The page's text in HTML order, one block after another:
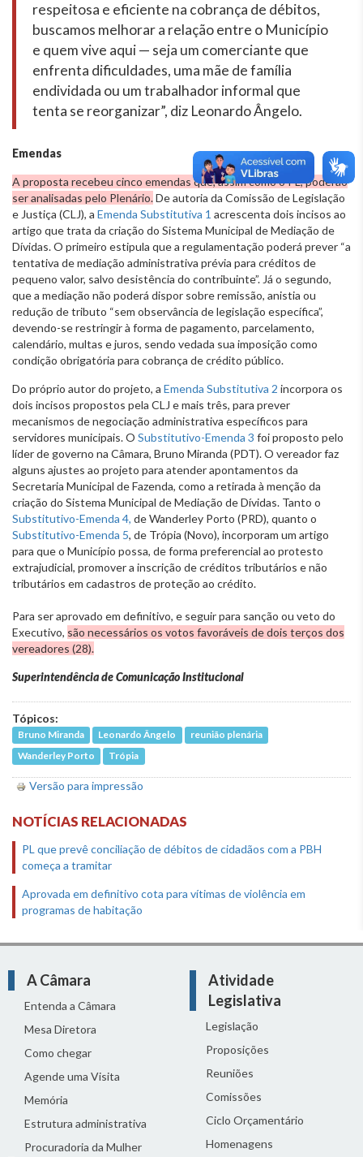
respeitosa e eficiente na cobrança de débitos,
buscamos melhorar a relação entre o Município
e quem vive aqui — seja um comerciante que
enfrenta dificuldades, uma mãe de família
endividada ou um trabalhador informal que
tenta se reorganizar”, diz Leonardo Ângelo.
Emendas
A proposta recebeu cinco emendas que, assim como o PL, poderão
ser analisadas pelo Plenário.De autoria da Comissão de Legislação
e Justiça (CLJ), a Emenda Substitutiva 1 acrescenta dois incisos ao
artigo que trata da criação do Sistema Municipal de Mediação de
Dívidas. O primeiro estipula que a regulamentação poderá prever “a
tentativa de mediação administrativa prévia para créditos de
pequeno valor, salvo desistência do contribuinte”. Já o segundo,
que a mediação não poderá dispor sobre remissão, anistia ou
redução de tributo “sem observância de legislação específica”,
devendo-se restringir à forma de pagamento, parcelamento,
calendário, multas e juros, sendo vedada sua imposição como
condição obrigatória para cobrança de crédito público.
Do próprio autor do projeto, a Emenda Substitutiva 2 incorpora os
dois incisos propostos pela CLJ e mais três, para prever
mecanismos de negociação administrativa específicos para
servidores municipais. O Substitutivo-Emenda 3 foi proposto pelo
líder de governo na Câmara, Bruno Miranda (PDT). O vereador faz
alguns ajustes ao projeto para atender apontamentos da
Secretaria Municipal de Fazenda, como a retirada à menção da
criação do Sistema Municipal de Mediação de Dívidas. Tanto o
Substitutivo-Emenda 4, de Wanderley Porto (PRD), quanto o
Substitutivo-Emenda 5, de Trópia (Novo), incorporam um artigo
para que o Município possa, de forma preferencial ao protesto
extrajudicial, promover a inscrição de créditos tributários e não
tributários em cadastros de proteção ao crédito.
Para ser aprovado em definitivo, e seguir para sanção ou veto do
Executivo, são necessários os votos favoráveis de dois terços dos
vereadores (28).
Superintendência de Comunicação Institucional
Tópicos:
Bruno Miranda Leonardo Ângelo
reunião plenária
Wanderley Porto
Trópia
Versão para impressão
NOTÍCIAS RELACIONADAS
PL que prevê conciliação de débitos de cidadãos com a PBH
começa a tramitar
Aprovada em definitivo cota para vítimas de violência em
programas de habitação
A Câmara
Entenda a Câmara
Mesa Diretora
Como chegar
Agende uma Visita
Memória
Estrutura administrativa
Procuradoria da Mulher
Atividade
Legislativa
Legislação
Proposições
Reuniões
Comissões
Ciclo Orçamentário
Homenagens